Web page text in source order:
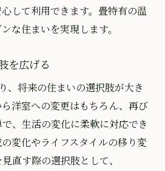
して利用できます。畳特有の温
な住まいを実現します。
を広げる
、将来の住まいの選択肢が大き
洋室への変更はもちろん、再び
、生活の変化に柔軟に対応でき
変化やライフスタイルの移り変
直す際の選択肢として、